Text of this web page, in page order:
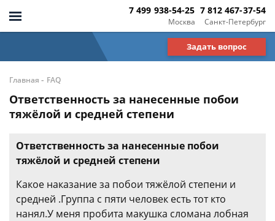
Москва
7 499 938-54-25
Санкт-Петербург
7 812 467-37-54
Задать вопрос
Главная - FAQ
Ответственность за нанесенные побои
тяжёлой и средней степени
Ответственность за нанесенные побои
тяжёлой и средней степени
Какое наказание за побои тяжёлой степени и
средней .Группа с пяти человек есть тот кто
нанял.У меня пробита макушка сломана лобная